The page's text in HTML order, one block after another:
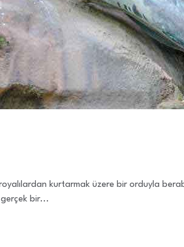
kurtarmak üzere bir orduyla
gerçek bir...